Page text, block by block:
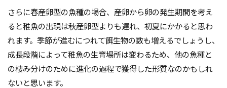
さらに春産卵型の魚種の場合、産卵から卵の発生期間を考え
ると稚魚の出現は秋産卵型よりも遅れ、初夏にかかると思わ
れます。季節が進むにつれて餌生物の数も増えるでしょうし、
成長段階によって稚魚の生育場所は変わるため、他の魚種と
の棲み分けのために進化の過程で獲得した形質なのかもしれ
ないと思います。